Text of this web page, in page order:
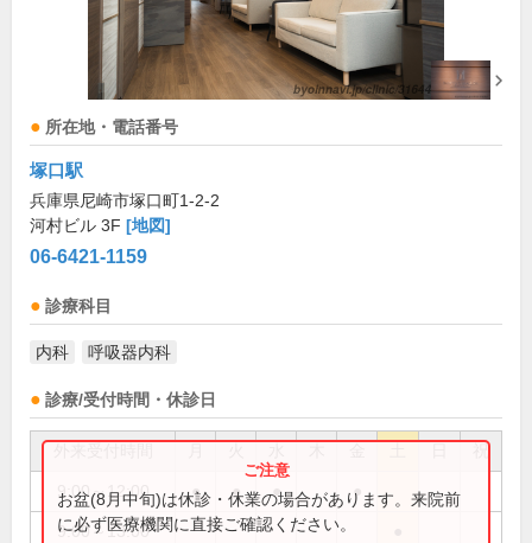
所在地・電話番号
塚口駅
兵庫県尼崎市塚口町1-2-2
河村ビル 3F [地図]
06-6421-1159
診療科目
内科 呼吸器内科
診療/受付時間・休診日
祝
9:00～12:00 ● ● ● ●
9:00～13:00
お盆(8月中旬)は休診・休業の場合があります。来院前
に必ず医療機関に直接ご確認ください。